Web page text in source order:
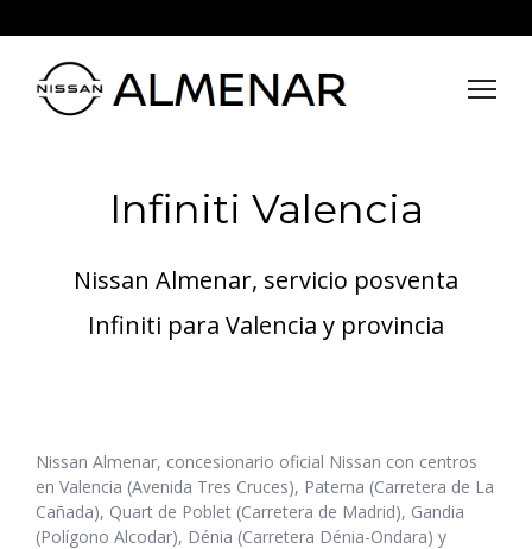
Infiniti Valencia
Nissan Almenar, servicio posventa
Infiniti para Valencia y provincia
Nissan Almenar, concesionario oficial Nissan con centros
en Valencia (Avenida Tres Cruces), Paterna (Carretera de La
Cañada), Quart de Poblet (Carretera de Madrid), Gandia
(Polígono Alcodar), Dénia (Carretera Dénia-Ondara) y